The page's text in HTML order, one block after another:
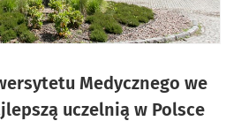
Medycznego we
uczelnią w Polsce